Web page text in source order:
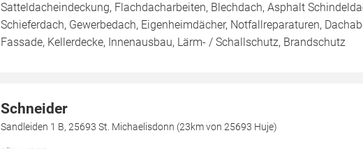
Satteldacheindeckung, Flachdacharbeiten, Blechdach, Asphalt
Schieferdach, Gewerbedach, Eigenheimdächer, Notfallreparaturen,
Fassade, Kellerdecke, Innenausbau, Lärm- / Schallschutz, Brandschutz
Schneider
Sandleiden 1 B, 25693 St. Michaelisdonn (23km von 25693 Huje)